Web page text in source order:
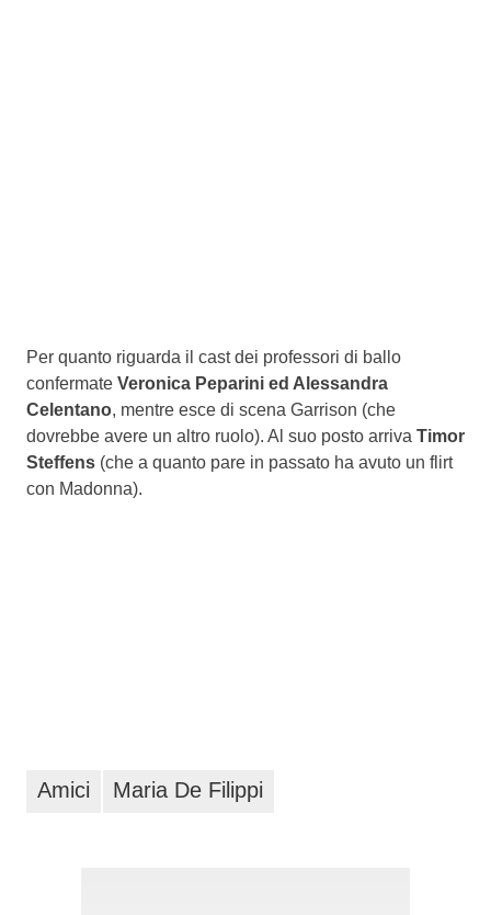
Per quanto riguarda il cast dei professori di ballo
confermate Veronica Peparini ed Alessandra
Celentano, mentre esce di scena Garrison (che
dovrebbe avere un altro ruolo). Al suo posto arriva Timor
Steffens (che a quanto pare in passato ha avuto un flirt
con Madonna).
Amici Maria De Filippi